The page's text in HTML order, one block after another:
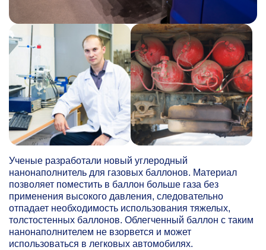
Ученые разработали новый углеродный
нанонаполнитель для газовых баллонов. Материал
позволяет поместить в баллон больше газа без
применения высокого давления, следовательно
отпадает необходимость использования тяжелых,
толстостенных баллонов. Облегченный баллон с таким
нанонаполнителем не взорвется и может
использоваться в легковых автомобилях.